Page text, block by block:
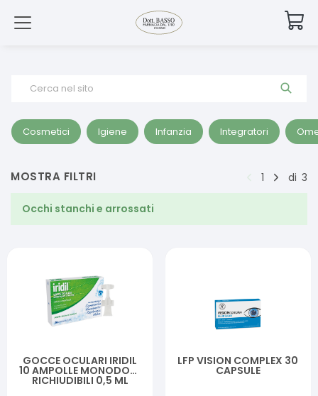
Cerca nel sito
Cosmetici Igiene Infanzia Integratori
MOSTRA FILTRI 1 di 3
Occhi stanchi e arrossati
GOCCE OCULARI IRIDIL
10 AMPOLLE MONODOSE
RICHIUDIBILI 0,5 ML
LFP VISION COMPLEX 30
CAPSULE